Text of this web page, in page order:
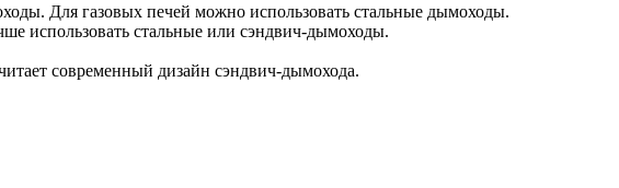
Для газовых печей можно использовать стальные дымоходы.
использовать стальные или сэндвич-дымоходы.
современный дизайн сэндвич-дымохода.